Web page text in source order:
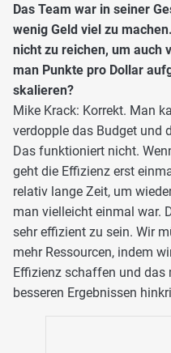
Das Team war in seiner
wenig Geld viel zu
nicht zu reichen, um auch
man Punkte pro Dollar
skalieren?
Mike Krack: Korrekt. Man
verdopple das Budget und
Das funktioniert nicht.
geht die Effizienz erst
relativ lange Zeit, um
man vielleicht einmal war.
sehr effizient zu sein. Wir
mehr Ressourcen, indem
Effizienz schaffen und das
besseren Ergebnissen